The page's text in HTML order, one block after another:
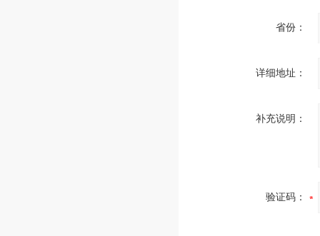
省份：
详细地址：
补充说明：
验证码：